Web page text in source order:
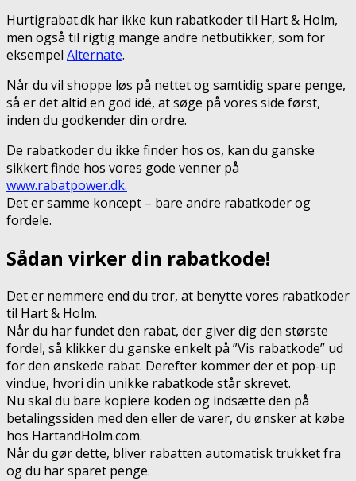
Hurtigrabat.dk har ikke kun rabatkoder til Hart & Holm,
men også til rigtig mange andre netbutikker, som for
eksempel Alternate.
Når du vil shoppe løs på nettet og samtidig spare penge,
så er det altid en god idé, at søge på vores side først,
inden du godkender din ordre.
De rabatkoder du ikke finder hos os, kan du ganske
sikkert finde hos vores gode venner på
www.rabatpower.dk.
Det er samme koncept – bare andre rabatkoder og
fordele.
Sådan virker din rabatkode!
Det er nemmere end du tror, at benytte vores rabatkoder
til Hart & Holm.
Når du har fundet den rabat, der giver dig den største
fordel, så klikker du ganske enkelt på ”Vis rabatkode” ud
for den ønskede rabat. Derefter kommer der et pop-up
vindue, hvori din unikke rabatkode står skrevet.
Nu skal du bare kopiere koden og indsætte den på
betalingssiden med den eller de varer, du ønsker at købe
hos HartandHolm.com.
Når du gør dette, bliver rabatten automatisk trukket fra
og du har sparet penge.